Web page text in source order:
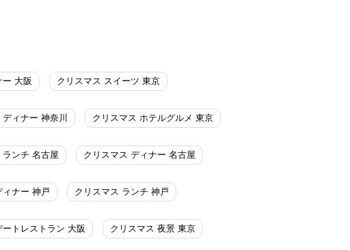
ー 大阪 クリスマス スイーツ 東京
ィナー 神奈川 クリスマス ホテルグルメ 東京
ランチ 名古屋 クリスマス ディナー 名古屋
ィナー 神戸 クリスマス ランチ 神戸
ートレストラン 大阪 クリスマス 夜景 東京